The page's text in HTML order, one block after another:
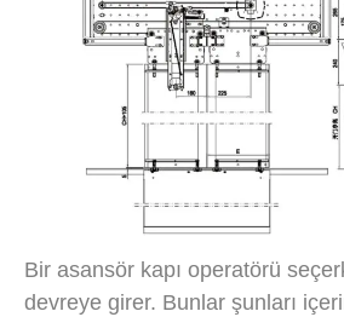
Bir asansör kapı operatörü
devreye girer. Bunlar şunları